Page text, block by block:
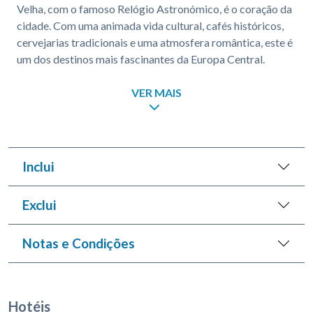
Velha, com o famoso Relógio Astronómico, é o coração da
cidade. Com uma animada vida cultural, cafés históricos,
cervejarias tradicionais e uma atmosfera romântica, este é
um dos destinos mais fascinantes da Europa Central.
VER MAIS
Inclui
Exclui
Notas e Condições
Hotéis